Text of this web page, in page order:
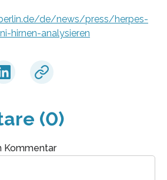
de/news/press/herpes-
hirnen-analysieren
(0)
Kommentar